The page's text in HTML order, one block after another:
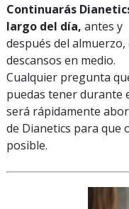
Continuarás
largo del día, antes y
después del almuerzo,
descansos en medio.
Cualquier pregunta
puedas tener durante
será rápidamente
de Dianetics para que
posible.